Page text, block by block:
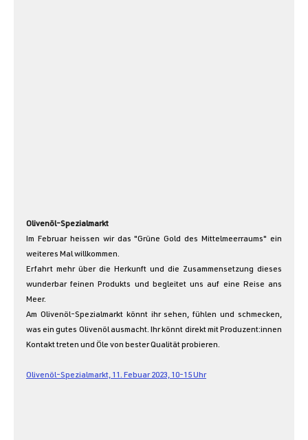
Olivenöl-Spezialmarkt
Im Februar heissen wir das "Grüne Gold des Mittelmeerraums" ein
weiteres Mal willkommen.
Erfahrt mehr über die Herkunft und die Zusammensetzung dieses
wunderbar feinen Produkts und begleitet uns auf eine Reise ans
Meer.
Am Olivenöl-Spezialmarkt könnt ihr sehen, fühlen und schmecken,
was ein gutes Olivenöl ausmacht. Ihr könnt direkt mit Produzent:innen
Kontakt treten und Öle von bester Qualität probieren.
Olivenöl-Spezialmarkt, 11. Febuar 2023, 10-15 Uhr